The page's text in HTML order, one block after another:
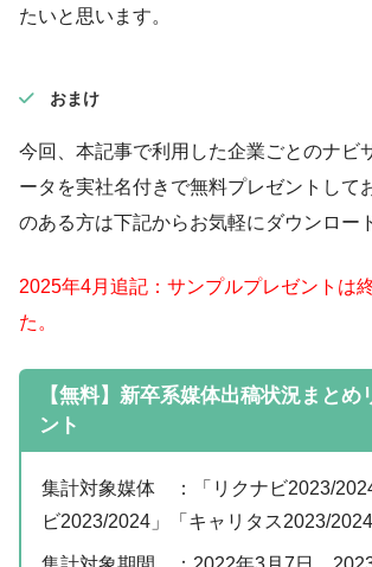
たいと思います。
おまけ
今回、本記事で利用した企業ごとのナビ
ータを実社名付きで無料プレゼントして
のある方は下記からお気軽にダウンロー
2025年4月追記：サンプルプレゼントは
た。
【無料】新卒系媒体出稿状況まとめ
ント
集計対象媒体 ：「リクナビ2023/
ビ2023/2024」「キャリタス2023/2024